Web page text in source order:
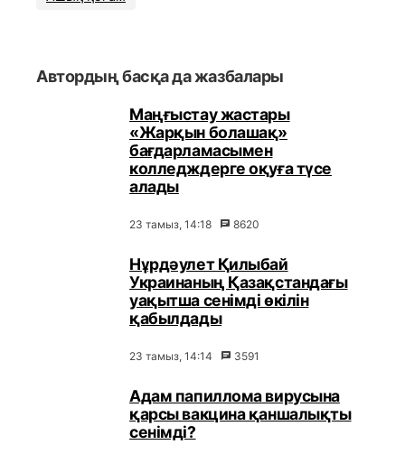
Автордың басқа да жазбалары
Маңғыстау жастары
«Жарқын болашақ»
бағдарламасымен
колледждерге оқуға түсе
алады
23 тамыз, 14:18 8620
Нұрдәулет Қилыбай
Украинаның Қазақстандағы
уақытша сенімді өкілін
қабылдады
23 тамыз, 14:14 3591
Адам папиллома вирусына
қарсы вакцина қаншалықты
сенімді?